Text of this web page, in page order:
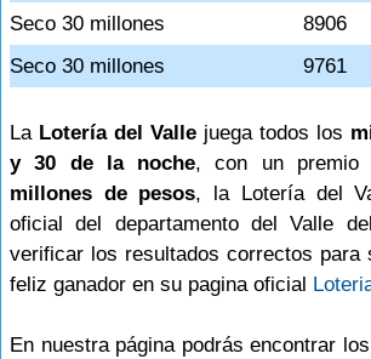
Seco 30 millones
8906
Seco 30 millones
9761
La Lotería del Valle juega todos los
y 30 de la noche, con un premio
millones de pesos, la Lotería del
oficial del departamento del Valle
verificar los resultados correctos para
feliz ganador en su pagina oficial
En nuestra página podrás encontrar